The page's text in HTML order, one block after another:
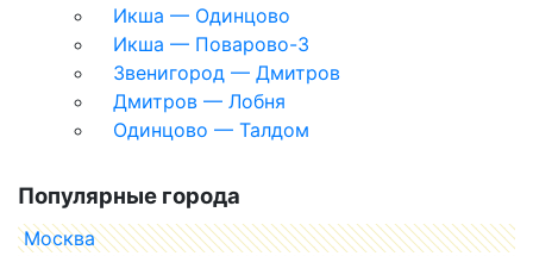
Икша — Одинцово
Икша — Поварово-3
Звенигород — Дмитров
Дмитров — Лобня
Одинцово — Талдом
Популярные города
Москва